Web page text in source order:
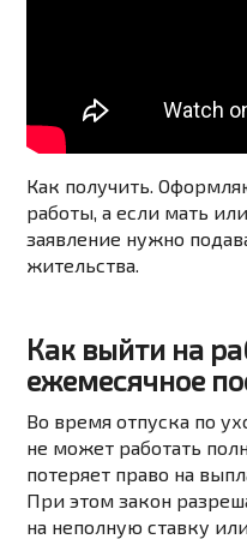
Как получить.
работы, а если мать
заявление нужно
жительства.
Как выйти на
ежемесячное
Во времяотпуска по
не может работать
потеряет право на
При этом закон
на неполную ставку